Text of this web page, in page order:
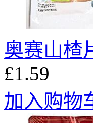
奥赛山楂
£1.59
加入购物